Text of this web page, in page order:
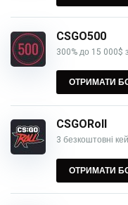
CSGO500
300% до 15 000$
ОТРИМАТИ
CSGORoll
3 безкоштовні
ОТРИМАТИ